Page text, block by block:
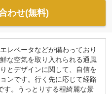
わせ(無料)
レベータなどが備わっており
な空気を取り入れられる通風
とデザインに関して、自信を
ンです。行く先に応じて経路
す。うっとりする程綺麗な景